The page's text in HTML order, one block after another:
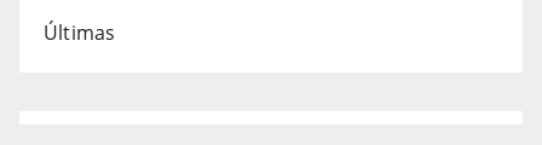
Últimas